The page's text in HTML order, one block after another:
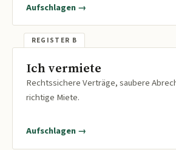
Aufschlagen →
Ich vermiete
Rechtssichere Verträge, saubere
richtige Miete.
Aufschlagen →